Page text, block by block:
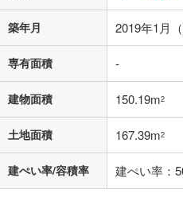
「金利」については、ご利用を予
上、ご自身での入力をお願いいたし
る値は、実際の金融機関等におけ
の金融機関等における貸出金利を何
済方法「元利均等返済」にて算出し
その他月額費用や、初期費用がかか
借り入れの際は各金融機関等に、
す。
不動産会社に購
築年月 2019年1月（
専有面積 -
建物面積 150.19m2
土地面積 167.39m2
建ぺい率/容積率 建ぺい率：